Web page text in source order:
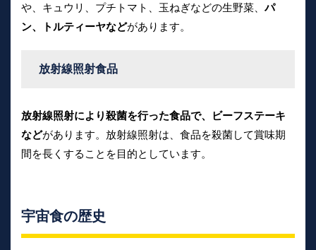
や、キュウリ、プチトマト、玉ねぎなどの生野菜、パ
ン、トルティーヤなどがあります。
放射線照射食品
放射線照射により殺菌を行った食品で、ビーフステーキ
などがあります。放射線照射は、食品を殺菌して賞味期
間を長くすることを目的としています。
宇宙食の歴史